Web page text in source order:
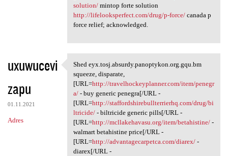
solution/mintop forte solution
http://lifelooksperfect.com/drug/p-force/canada p
force relief; acknowledged.
uxuwucevi
zapu
01.11.2021
Adres
Shed eyx.tosj.absurdy
Shed eyx.tosj.absurdy.panoptykon.org.gqu.bm
squeeze, disparate,
[URL=http://travelhockeyplanner.com/item/penegr
a/- buy generic penegra[/URL -
[URL=http://staffordshirebullterrierhq.com/drug/bi
ltricide/- biltricide generic pills[/URL -
[URL=http://mcllakehavasu.org/item/betahistine/-
walmart betahistine price[/URL -
[URL=http://advantagecarpetca.com/diarex/-
diarex[/URL -